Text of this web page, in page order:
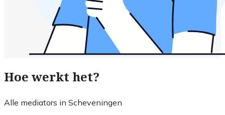
Hoe werkt het?
Alle mediators in Scheveningen